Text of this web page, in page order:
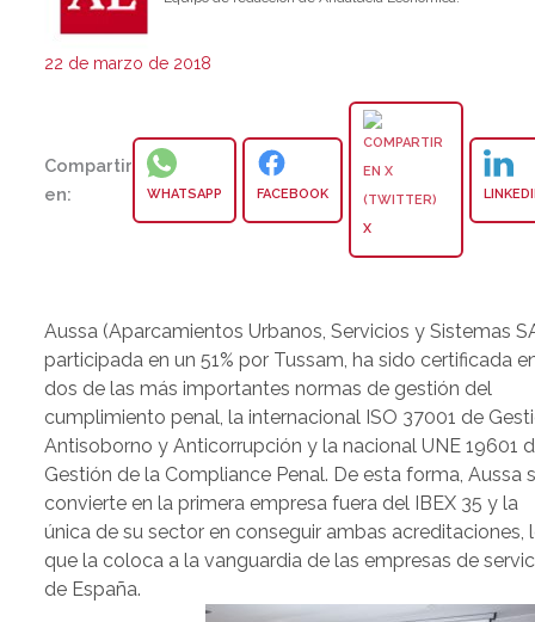
22 de marzo de 2018
Compartir
en:
WHATSAPP FACEBOOK
X
Aussa (Aparcamientos Urbanos, Servicios y Sistemas
participada en un 51% por Tussam, ha sido certificada
dos de las más importantes normas de gestión del
cumplimiento penal, la internacional ISO 37001 de
Antisoborno y Anticorrupción y la nacional UNE 19601
Gestión de la Compliance Penal. De esta forma, Aussa
convierte en la primera empresa fuera del IBEX 35 y la
única de su sector en conseguir ambas acreditaciones,
que la coloca a la vanguardia de las empresas de
de España.